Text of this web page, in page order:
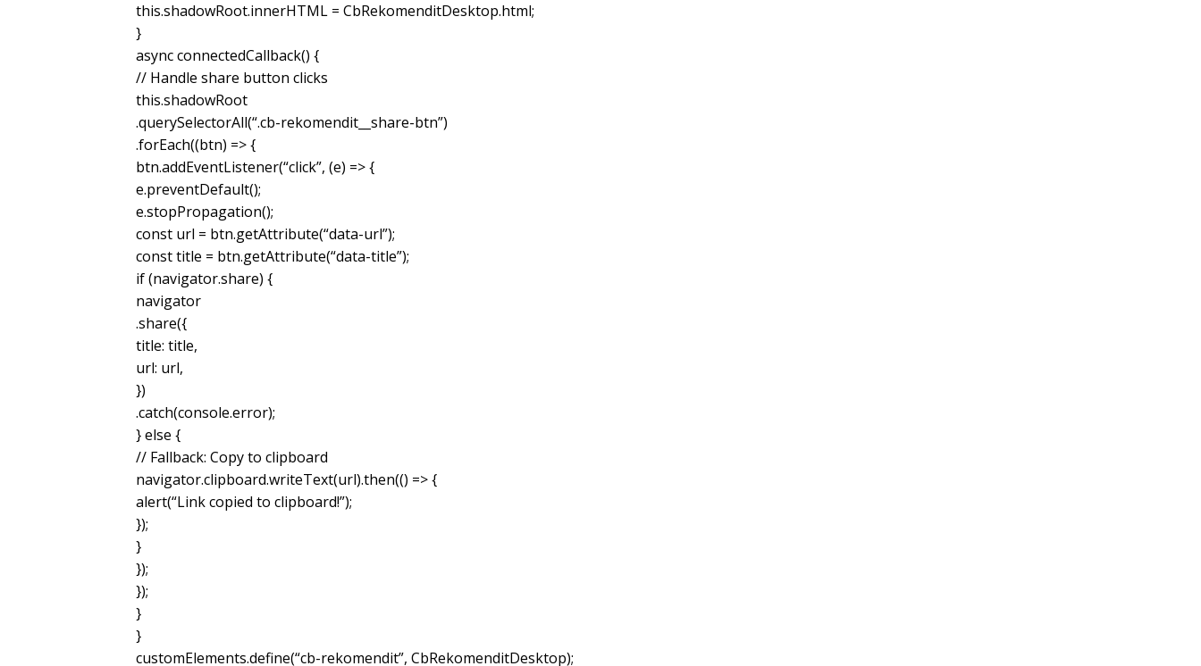
this.shadowRoot.innerHTML = CbRekomenditDesktop.html;
}
async connectedCallback() {
// Handle share button clicks
this.shadowRoot
.querySelectorAll(“.cb-rekomendit__share-btn”)
.forEach((btn) => {
btn.addEventListener(“click”, (e) => {
e.preventDefault();
e.stopPropagation();
const url = btn.getAttribute(“data-url”);
const title = btn.getAttribute(“data-title”);
if (navigator.share) {
navigator
.share({
title: title,
url: url,
})
.catch(console.error);
} else {
// Fallback: Copy to clipboard
navigator.clipboard.writeText(url).then(() => {
alert(“Link copied to clipboard!”);
});
}
});
});
}
}
customElements.define(“cb-rekomendit”, CbRekomenditDesktop);